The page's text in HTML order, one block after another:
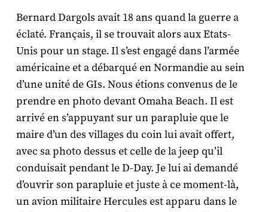
Bernard Dargols avait 18 ans quand la guerre a
éclaté. Français, il se trouvait alors aux Etats-
Unis pour un stage. Il s’est engagé dans l’armée
américaine et a débarqué en Normandie au sein
d’une unité de GIs. Nous étions convenus de le
prendre en photo devant Omaha Beach. Il est
arrivé en s’appuyant sur un parapluie que le
maire d’un des villages du coin lui avait offert,
avec sa photo dessus et celle de la jeep qu’il
conduisait pendant le D-Day. Je lui ai demandé
d’ouvrir son parapluie et juste à ce moment-là,
un avion militaire Hercules est apparu dans le